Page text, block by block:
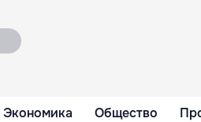
Экономика Общество